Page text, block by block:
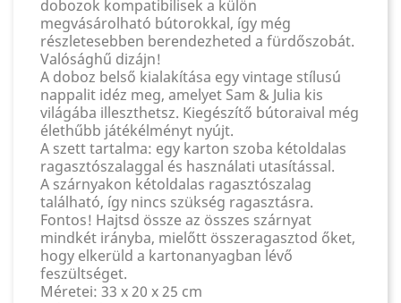
dobozok kompatibilisek a külön
megvásárolható bútorokkal, így még
részletesebben berendezheted a fürdőszobát.
Valósághű dizájn!
A doboz belső kialakítása egy vintage stílusú
nappalit idéz meg, amelyet Sam & Julia kis
világába illeszthetsz. Kiegészítő bútoraival még
élethűbb játékélményt nyújt.
A szett tartalma: egy karton szoba kétoldalas
ragasztószalaggal és használati utasítással.
A szárnyakon kétoldalas ragasztószalag
található, így nincs szükség ragasztásra.
Fontos! Hajtsd össze az összes szárnyat
mindkét irányba, mielőtt összeragasztod őket,
hogy elkerüld a kartonanyagban lévő
feszültséget.
Méretei: 33 x 20 x 25 cm